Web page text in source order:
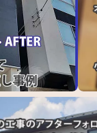
さ
プ…